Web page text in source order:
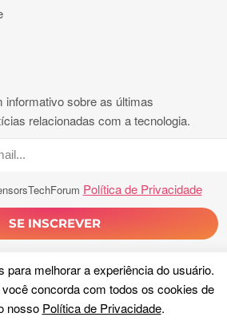
para melhorar a experiência do usuário.
concorda com todos os cookies de
nosso Política de Privacidade.
informativo sobre as últimas
relacionadas com a tecnologia.
Política de Privacidade